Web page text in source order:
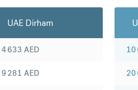
UAE Dirham
4 633 AED
9 281 AED
10
20